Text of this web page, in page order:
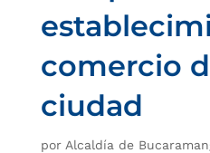
comercio
ciudad
por Alcaldía de